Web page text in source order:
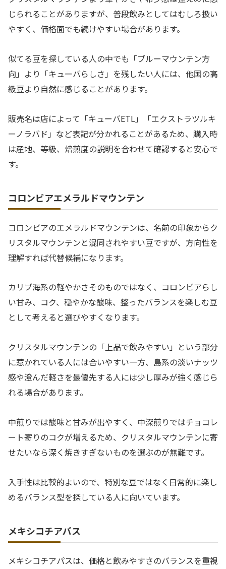
じられることがありますが、普段飲みとしてはむしろ扱い
やすく、価格面でも続けやすい場合があります。
似てる豆を探している人の中でも「ブルーマウンテン方
向」より「キューバらしさ」を残したい人には、他国の高
級豆より自然に感じることがあります。
販売名は店によって「キューバETL」「エクストラツルキ
ーノラバド」など表記が分かれることがあるため、購入時
は産地、等級、焙煎度の説明を合わせて確認すると安心で
す。
コロンビアエメラルドマウンテン
コロンビアのエメラルドマウンテンは、名前の印象からク
リスタルマウンテンと混同されやすい豆ですが、方向性を
理解すれば代替候補になります。
カリブ海系の軽やかさそのものではなく、コロンビアらし
い甘み、コク、穏やかな酸味、整ったバランスを楽しむ豆
として考えると選びやすくなります。
クリスタルマウンテンの「上品で飲みやすい」という部分
に惹かれている人には合いやすい一方、島系の淡いナッツ
感や澄んだ軽さを最優先する人には少し厚みが強く感じら
れる場合があります。
中煎りでは酸味と甘みが出やすく、中深煎りではチョコレ
ート寄りのコクが増えるため、クリスタルマウンテンに寄
せたいなら深く焼きすぎないものを選ぶのが無難です。
入手性は比較的よいので、特別な豆ではなく日常的に楽し
めるバランス型を探している人に向いています。
メキシコチアパス
メキシコチアパスは、価格と飲みやすさのバランスを重視